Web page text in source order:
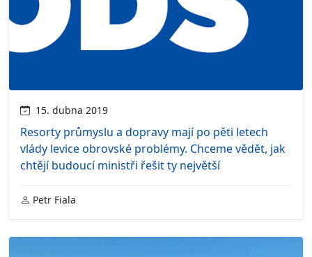
15. dubna 2019
Resorty průmyslu a dopravy mají po pěti letech
vlády levice obrovské problémy. Chceme vědět, jak
chtějí budoucí ministři řešit ty největší
Petr Fiala